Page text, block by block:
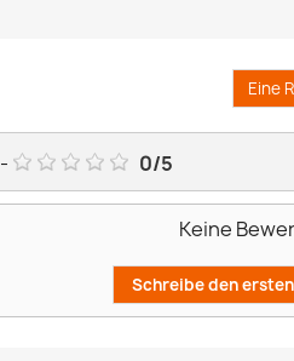
Eine
- 0/5
Keine
Schreibe den